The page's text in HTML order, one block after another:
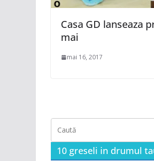
Casa GD lanseaza
mai
mai 16, 2017
10 greseli in drumul